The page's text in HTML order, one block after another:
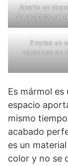
Aparte un
de elegante el
Emplea un
cauteloso en
Es mármol es
espacio
mismo
acabado
es un
color y no se